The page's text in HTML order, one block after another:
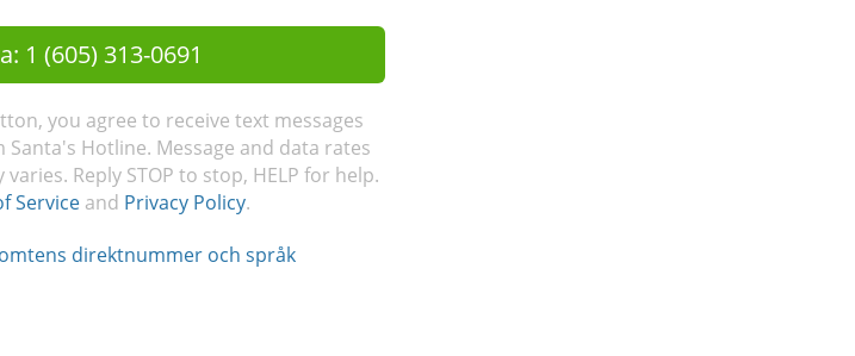
1 (605) 313-0691
you agree to receive text messages
Hotline. Message and data rates
Reply STOP to stop, HELP for help.
Service and Privacy Policy.
direktnummer och språk